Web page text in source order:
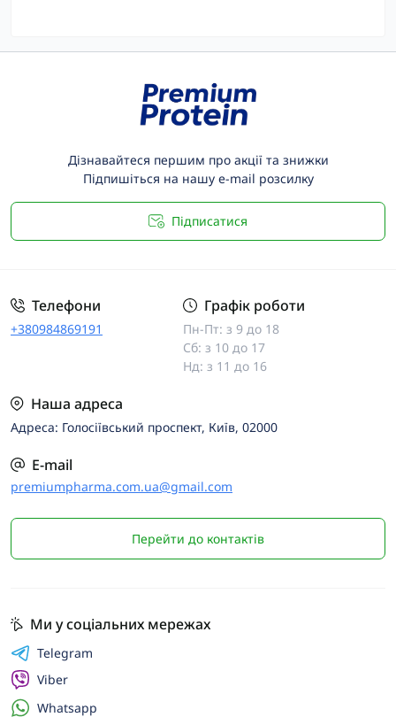
Дізнавайтеся першим про акції та знижки
Підпишіться на нашу e-mail розсилку
Підписатися
Телефони
+380984869191
Графік роботи
Пн-Пт: з 9 до 18
Сб: з 10 до 17
Нд: з 11 до 16
Наша адреса
Адреса: Голосіївський проспект, Київ, 02000
E-mail
premiumpharma.com.ua@gmail.com
Перейти до контактів
Ми у соціальних мережах
Telegram
Viber
Whatsapp